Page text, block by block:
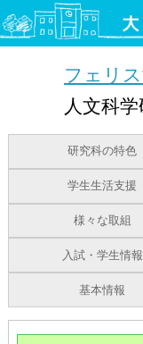
フェリ
人文科
研究科の特色
学生生活支援
様々な取組
入試・学生情報
基本情報